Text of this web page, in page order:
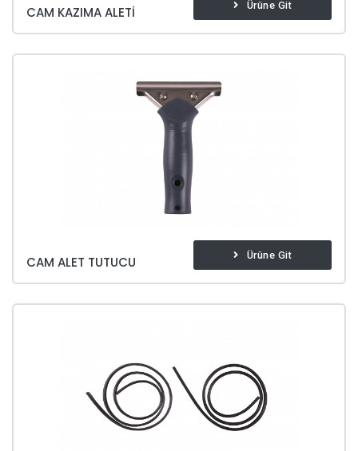
CAM KAZIMA ALETI Ürüne Git
CAM ALET TUTUCU Ürüne Git